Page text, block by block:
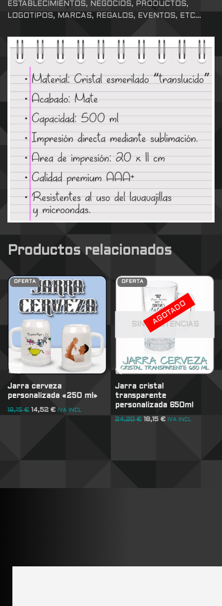
ESTABLECIMIENTOS, NEGOCIOS, PRODUCTOS,
LOGOTIPOS, MARCAS, REGALOS, EVENTOS, ETC…
Productos relacionados
OFERTA
Jarra cerveza
personalizada «250 ml»
18,15€ 14,52 € IVA INCL
SIN EXISTENCIAS
OFERTA
Jarra cristal
transparente
personalizada 650ml
24,20€ 18,15€ IVA INCL
AGOTADO